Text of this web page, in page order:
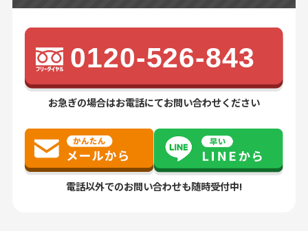
0120-526-843
お急ぎの場合はお電話にてお問い合わせください
電話以外でのお問い合わせも随時受付中!